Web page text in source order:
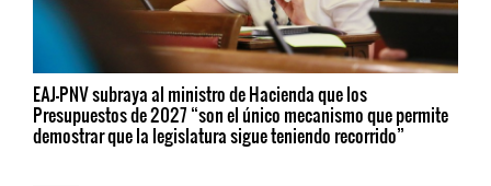
EAJ-PNV subraya al ministro de Hacienda que los
Presupuestos de 2027 “son el único mecanismo que permite
demostrar que la legislatura sigue teniendo recorrido”